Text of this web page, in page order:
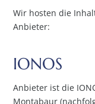
Wir hosten die
Anbieter:
IONOS
Anbieter ist die
Montabaur